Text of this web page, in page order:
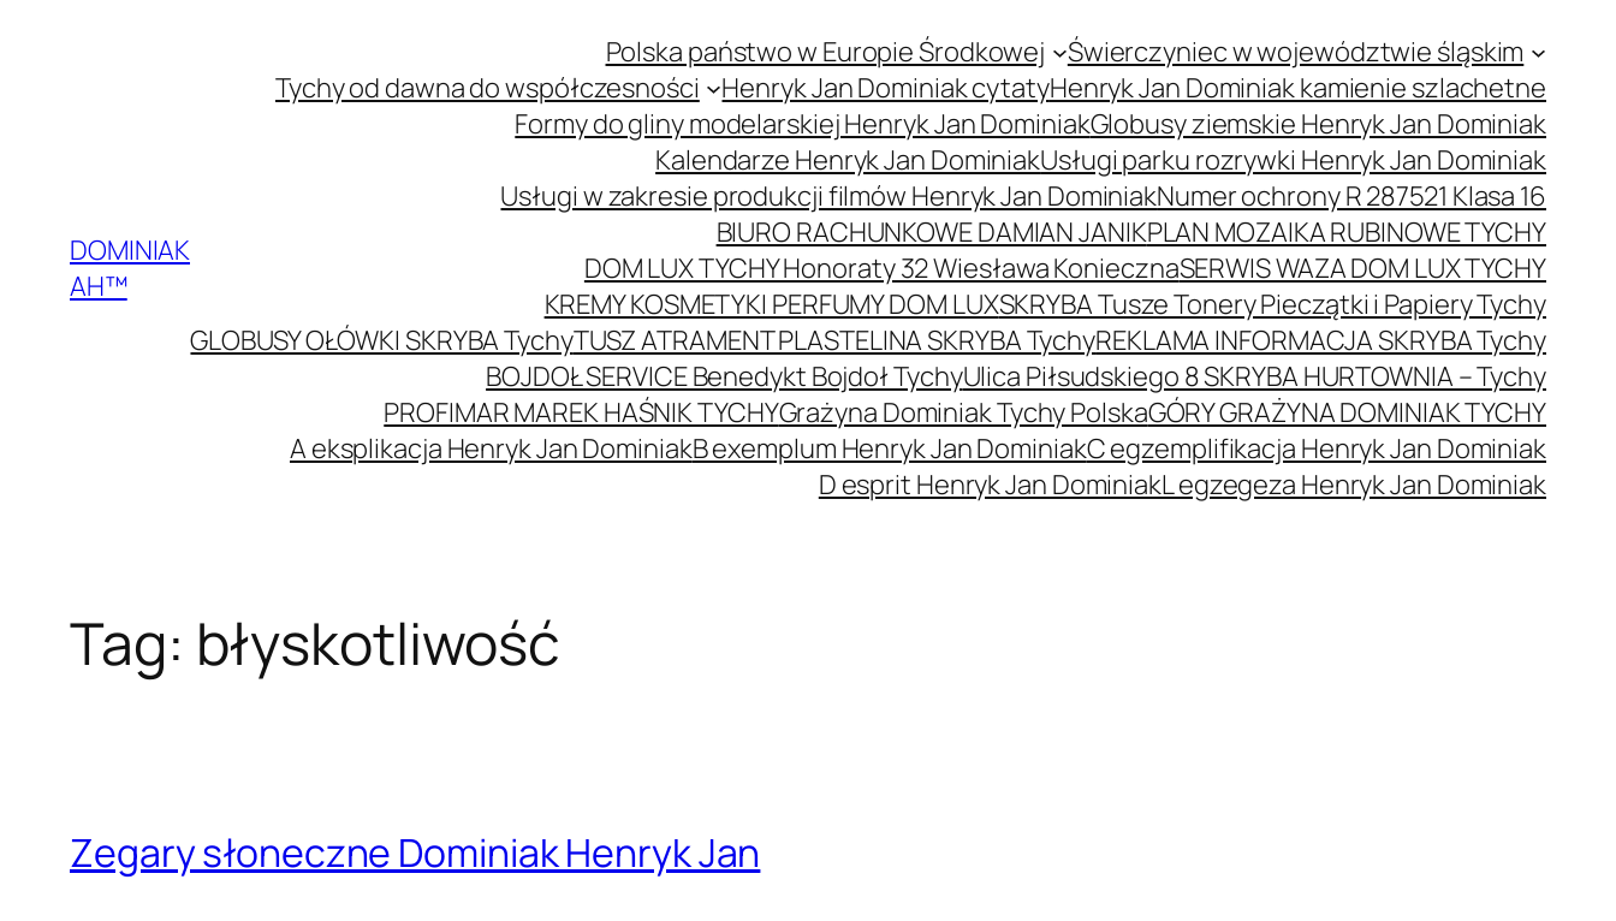
DOMINIAK
AH™
Polska państwo w Europie Środkowej
Świerczyniec w województwie śląskim
Tychy od dawna do współczesności
Henryk Jan Dominiak cytatyHenryk Jan Dominiak kamienie szlachetne
Formy do gliny modelarskiej Henryk Jan DominiakGlobusy ziemskie Henryk Jan Dominiak
Kalendarze Henryk Jan DominiakUsługi parku rozrywki Henryk Jan Dominiak
Usługi w zakresie produkcji filmów Henryk Jan DominiakNumer ochrony R 287521 Klasa 16
BIURO RACHUNKOWE DAMIAN JANIKPLAN MOZAIKA RUBINOWE TYCHY
DOM LUX TYCHY Honoraty 32 Wiesława KoniecznaSERWIS WAZA DOM LUX TYCHY
KREMY KOSMETYKI PERFUMY DOM LUXSKRYBA Tusze Tonery Pieczątki i Papiery Tychy
GLOBUSY OŁÓWKI SKRYBA TychyTUSZ ATRAMENT PLASTELINA SKRYBA TychyREKLAMA INFORMACJA SKRYBA Tychy
BOJDOŁ SERVICE Benedykt Bojdoł TychyUlica Piłsudskiego 8 SKRYBA HURTOWNIA – Tychy
PROFIMAR MAREK HAŚNIK TYCHYGrażyna Dominiak Tychy PolskaGÓRY GRAŻYNA DOMINIAK TYCHY
A eksplikacja Henryk Jan DominiakB exemplum Henryk Jan DominiakC egzemplifikacja Henryk Jan Dominiak
D esprit Henryk Jan DominiakL egzegeza Henryk Jan Dominiak
Tag: błyskotliwość
Zegary słoneczne Dominiak Henryk Jan